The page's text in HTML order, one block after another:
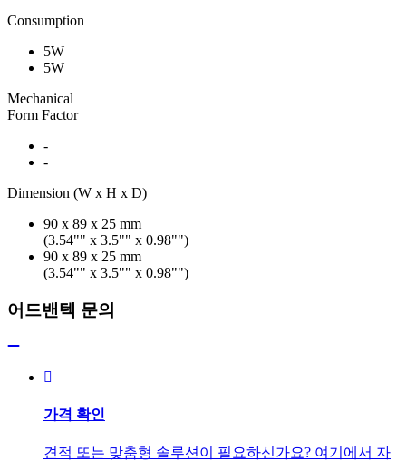
Consumption
5W
5W
Mechanical
Form Factor
-
-
Dimension (W x H x D)
90 x 89 x 25 mm
(3.54"" x 3.5"" x 0.98"")
90 x 89 x 25 mm
(3.54"" x 3.5"" x 0.98"")
어드밴텍 문의
가격 확인
견적 또는 맞춤형 솔루션이 필요하신가요? 여기에서 자